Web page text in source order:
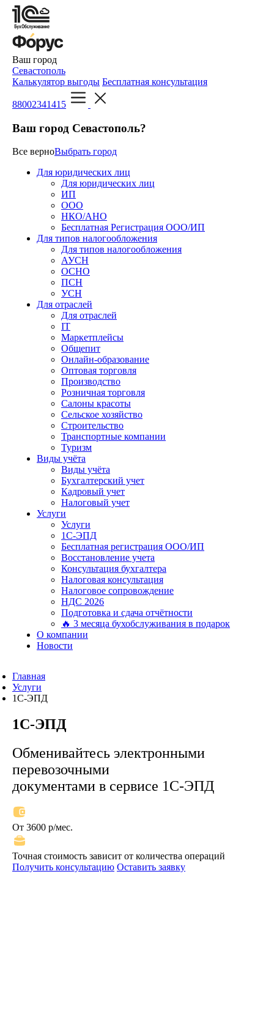
Ваш город
Севастополь
Калькулятор выгоды Бесплатная консультация
88002341415
Ваш город Севастополь?
Все верноВыбрать город
Для юридических лиц
Для юридических лиц
ИП
ООО
НКО/АНО
Бесплатная Регистрация ООО/ИП
Для типов налогообложения
Для типов налогообложения
АУСН
ОСНО
ПСН
УСН
Для отраслей
Для отраслей
IT
Маркетплейсы
Общепит
Онлайн-образование
Оптовая торговля
Производство
Розничная торговля
Салоны красоты
Сельское хозяйство
Строительство
Транспортные компании
Туризм
Виды учёта
Виды учёта
Бухгалтерский учет
Кадровый учет
Налоговый учет
Услуги
Услуги
1С-ЭПД
Бесплатная регистрация ООО/ИП
Восстановление учета
Консультация бухгалтера
Налоговая консультация
Налоговое сопровождение
НДС 2026
Подготовка и сдача отчётности
🔥 3 месяца бухобслуживания в подарок
О компании
Новости
Главная
Услуги
1С-ЭПД
1С-ЭПД
Обменивайтесь электронными
перевозочными
документами в сервисе 1С-ЭПД
От 3600 р/мес.
Точная стоимость зависит от количества операций
Получить консультацию Оставить заявку